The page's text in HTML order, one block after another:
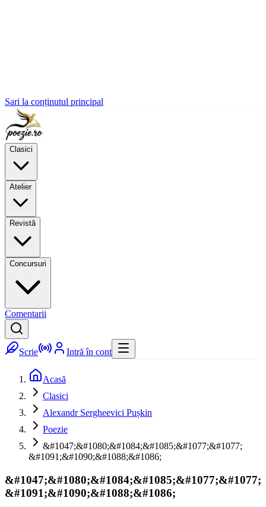
Sari la conținutul principal
Clasici
Atelier
Revistă
Concursuri
Comentarii
Scrie Intră în cont
Acasă
Clasici
Alexandr Sergheevici Pușkin
Poezie
&#1047;&#1080;&#1084;&#1085;&#1077;&#1077;
&#1091;&#1090;&#1088;&#1086;
&#1047;&#1080;&#1084;&#1085;&#1077;&#1077;
&#1091;&#1090;&#1088;&#1086;